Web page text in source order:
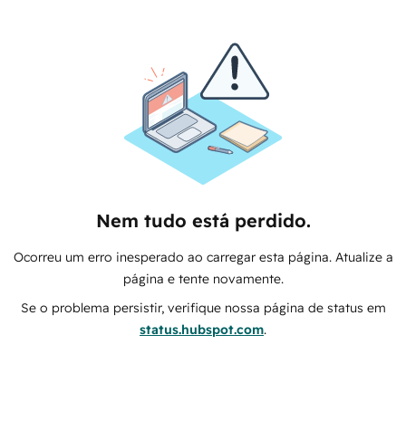
Nem tudo está perdido.
Ocorreu um erro inesperado ao carregar esta página. Atualize a
página e tente novamente.
Se o problema persistir, verifique nossa página de status em
status.hubspot.com.